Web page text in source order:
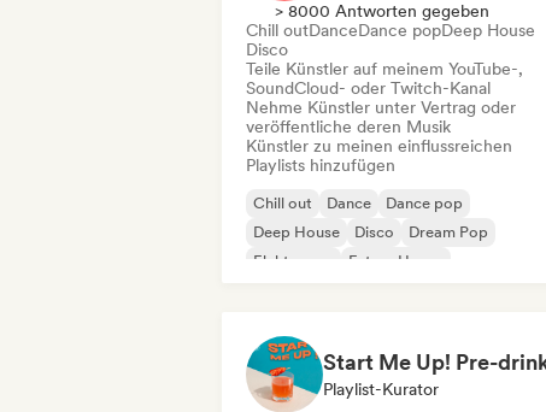
> 8000 Antworten gegeben
Chill outDanceDance popDeep House
Disco
Teile Künstler auf meinem YouTube-,
SoundCloud- oder Twitch-Kanal
Nehme Künstler unter Vertrag oder
veröffentliche deren Musik
Künstler zu meinen einflussreichen
Playlists hinzufügen
Chill out Dance
Dance pop
Deep House
Disco
Dream Pop
Elektropop
Future House
Playlist-Kurator